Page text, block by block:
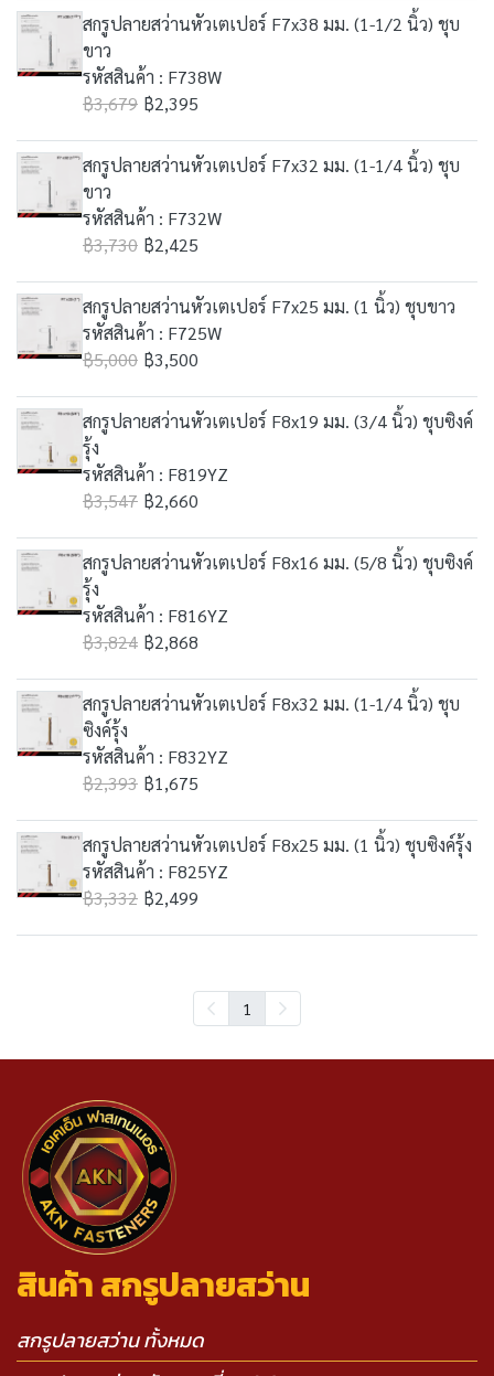
สกรูปลายสว่านหัวเตเปอร์ F7x38 มม. (1-1/2 นิ้ว) ชุบ
ขาว
รหัสสินค้า : F738W
฿3,679 ฿2,395
สกรูปลายสว่านหัวเตเปอร์ F7x32 มม. (1-1/4 นิ้ว) ชุบ
ขาว
รหัสสินค้า : F732W
฿3,730 ฿2,425
สกรูปลายสว่านหัวเตเปอร์ F7x25 มม. (1 นิ้ว) ชุบขาว
รหัสสินค้า : F725W
฿5,000 ฿3,500
สกรูปลายสว่านหัวเตเปอร์ F8x19 มม. (3/4 นิ้ว) ชุบซิงค์
รุ้ง
รหัสสินค้า : F819YZ
฿3,547 ฿2,660
สกรูปลายสว่านหัวเตเปอร์ F8x16 มม. (5/8 นิ้ว) ชุบซิงค์
รุ้ง
รหัสสินค้า : F816YZ
฿3,824 ฿2,868
สกรูปลายสว่านหัวเตเปอร์ F8x32 มม. (1-1/4 นิ้ว) ชุบ
ซิงค์รุ้ง
รหัสสินค้า : F832YZ
฿2,393 ฿1,675
สกรูปลายสว่านหัวเตเปอร์ F8x25 มม. (1 นิ้ว) ชุบซิงค์รุ้ง
รหัสสินค้า : F825YZ
฿3,332 ฿2,499
1
สินค้า สกรูปลายสว่าน
สกรูปลายสว่าน ทั้งหมด